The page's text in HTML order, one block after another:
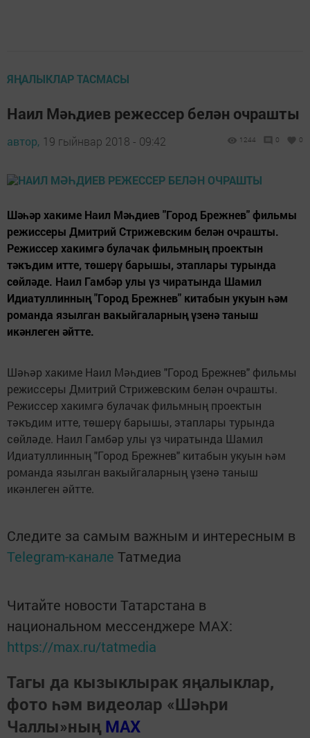
ЯҢАЛЫКЛАР ТАСМАСЫ
Наил Мәһдиев режессер белән очрашты
автор, 19 гыйнвар 2018 - 09:42 1244 0 0
Шәһәр хакиме Наил Мәһдиев "Город Брежнев" фильмы
режиссеры Дмитрий Стрижевским белән очрашты.
Режиссер хакимгә булачак фильмның проектын
тәкъдим итте, төшерү барышы, этаплары турында
сөйләде. Наил Гамбәр улы үз чиратында Шамил
Идиатуллинның "Город Брежнев" китабын укуын һәм
романда язылган вакыйгаларның үзенә таныш
икәнлеген әйтте.
Шәһәр хакиме Наил Мәһдиев "Город Брежнев" фильмы
режиссеры Дмитрий Стрижевским белән очрашты.
Режиссер хакимгә булачак фильмның проектын
тәкъдим итте, төшерү барышы, этаплары турында
сөйләде. Наил Гамбәр улы үз чиратында Шамил
Идиатуллинның "Город Брежнев" китабын укуын һәм
романда язылган вакыйгаларның үзенә таныш
икәнлеген әйтте.
Следите за самым важным и интересным в
Telegram-канале Татмедиа
Читайте новости Татарстана в
национальном мессенджере MАХ:
https://max.ru/tatmedia
Тагы да кызыклырак яңалыклар,
фото һәм видеолар «Шәһри
Чаллы»ның MAX